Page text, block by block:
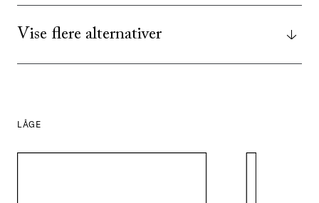
Vise flere alternativer
LÅGE